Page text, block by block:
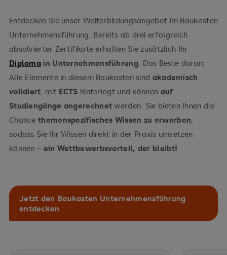
Entdecken Sie unser Weiterbildungsangebot im Baukasten
Unternehmensführung. Bereits ab drei erfolgreich
absolvierter Zertifikate erhalten Sie zusätzlich Ihr
Diploma in Unternehmensführung. Das Beste daran:
Alle Elemente in diesem Baukasten sind akademisch
validiert, mit ECTS hinterlegt und können auf
Studiengänge angerechnet werden. Sie bieten Ihnen die
Chancethemenspezifisches Wissen zu erwerben,
sodass Sie Ihr Wissen direkt in der Praxis umsetzen
können – ein Wettbewerbsvorteil, der bleibt!
Jetzt den Baukasten Unternehmensführung
entdecken